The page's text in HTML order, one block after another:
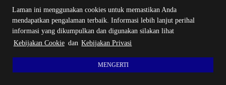
Laman ini menggunakan cookies untuk memastikan Anda
mendapatkan pengalaman terbaik. Informasi lebih lanjut perihal
informasi yang dikumpulkan dan digunakan silakan lihat
Kebijakan Cookie dan Kebijakan Privasi
MENGERTI
0.2896999999999963
Mandiri Active Balanced Money Syaria...
06/08/26
148.5287
0.8491000000000213
Mandiri Prime Fixed Income Rupiah